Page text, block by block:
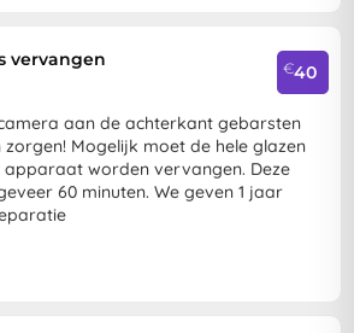
vervangen
€40
aan de achterkant gebarsten
Mogelijk moet de hele glazen
worden vervangen. Deze
60 minuten. We geven 1 jaar